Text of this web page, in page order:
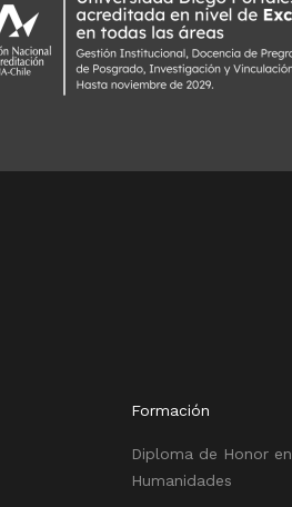
Formación
Diploma de Honor en
Humanidades